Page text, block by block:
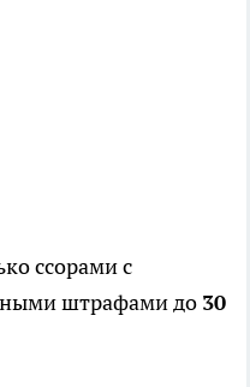
ссорами с
штрафами до 30